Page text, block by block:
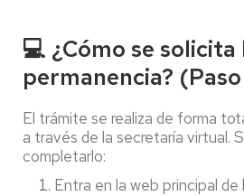
💻 ¿Cómo se solicita
permanencia?
El trámite se realiza de forma
a través de la secretaría virtual.
completarlo:
Entra en la web principal de